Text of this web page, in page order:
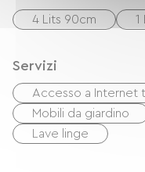
4 Lits 90cm 1
Servizi
Accesso a Internet
Mobili da giardino
Lave linge